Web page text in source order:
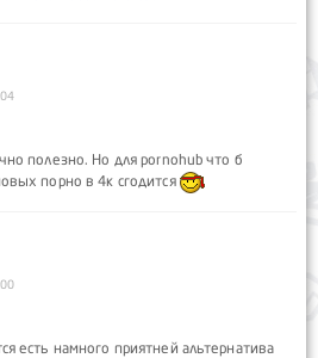
полезно. Но для pornohub что б
порно в 4к сгодится
есть намного приятней альтернатива